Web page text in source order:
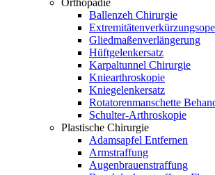
Ballenzeh Chirurgie
Gliedmaßenverlängerung
Hüftgelenkersatz
Karpaltunnel Chirurgie
Kniearthroskopie
Kniegelenkersatz
Rotatorenmanschette
Schulter-Arthroskopie
Plastische Chirurgie
Adamsapfel Entfernen
Armstraffung
Augenbrauenstraffung